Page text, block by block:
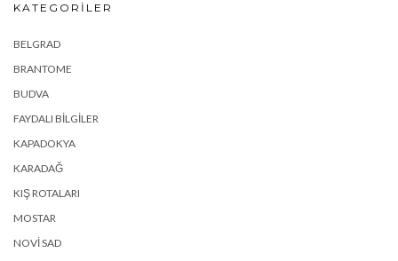
KATEGORILER
BELGRAD
BRANTOME
BUDVA
FAYDALI BILGILER
KAPADOKYA
KARADAĞ
KIŞ ROTALARI
MOSTAR
NOVI SAD